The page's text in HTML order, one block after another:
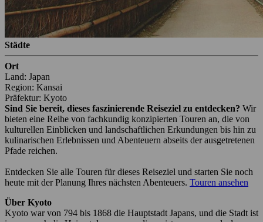
Städte
Ort
Land: Japan
Region: Kansai
Präfektur: Kyoto
Sind Sie bereit, dieses faszinierende Reiseziel zu entdecken? Wir
bieten eine Reihe von fachkundig konzipierten Touren an, die von
kulturellen Einblicken und landschaftlichen Erkundungen bis hin zu
kulinarischen Erlebnissen und Abenteuern abseits der ausgetretenen
Pfade reichen.
Entdecken Sie alle Touren für dieses Reiseziel und starten Sie noch
heute mit der Planung Ihres nächsten Abenteuers. Touren ansehen
Über Kyoto
Kyoto war von 794 bis 1868 die Hauptstadt Japans, und die Stadt ist